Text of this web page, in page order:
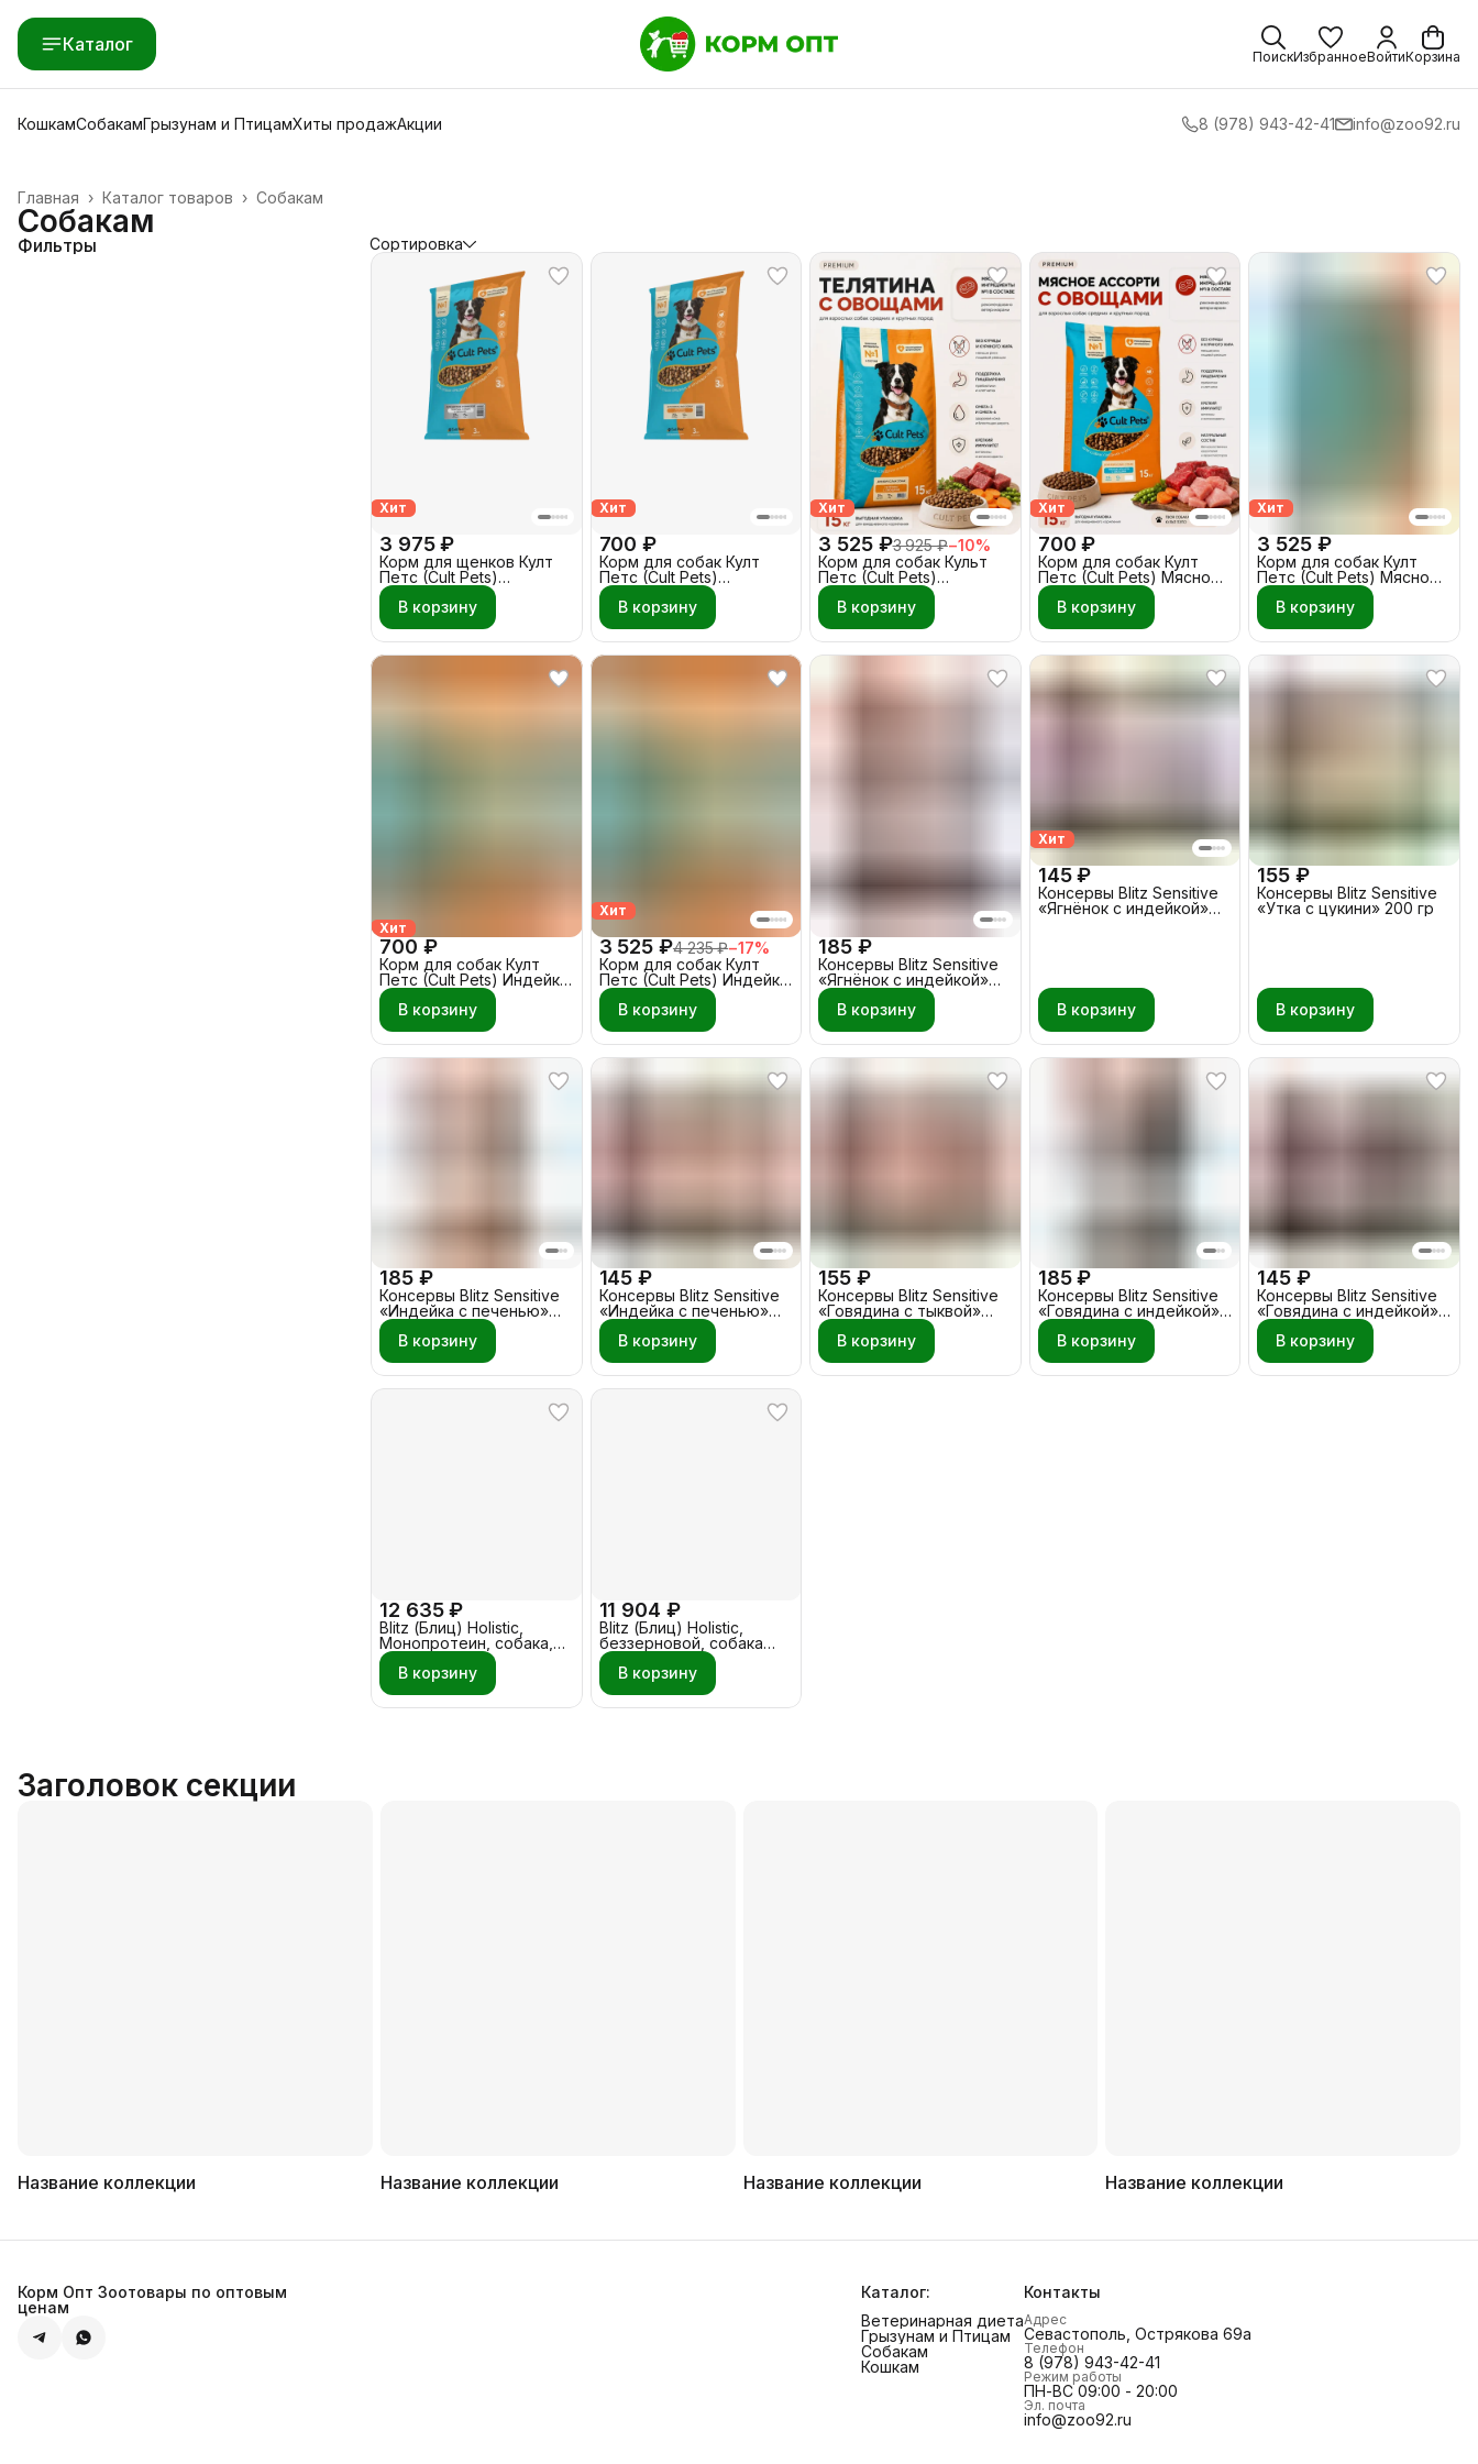
Каталог
ПоискИзбранноеВойтиКорзина
КошкамСобакамГрызунам и ПтицамХиты продажАкции 8 (978) 943-42-41 info@zoo92.ru
Собакам
Каталог товаров ›
Главная ›
Собакам
Фильтры Сортировка
Хит
3 975 ₽
Корм для щенков Култ
Петс (Cult Pets)
Телятина, Рис - Овощи
15 кгВ корзину
Хит
700 ₽
Корм для собак Култ
Петс (Cult Pets)
Телятина - Овощи 3 кг
В корзину
Хит
3 525 ₽3 925 ₽−10%
Корм для собак Культ
Петс (Cult Pets)
Телятина - Овощи 15 кг
В корзину
Хит
700 ₽
Корм для собак Култ
Петс (Cult Pets) Мясное
ассорти - Овощи 3 кг
В корзину
Хит
3 525 ₽
Корм для собак Култ
Петс (Cult Pets) Мясное
ассорти - Овощи 15 кг
В корзину
Хит
700 ₽
Корм для собак Култ
Петс (Cult Pets) Индейка
- Овощи 3 кг
В корзину
Хит
3 525 ₽4 235 ₽−17%
Корм для собак Култ
Петс (Cult Pets) Индейка
- Овощи 15 кг
В корзину
185 ₽
Консервы Blitz Sensitive
«Ягнёнок с индейкой»
400 гр
В корзину
Хит
145 ₽
Консервы Blitz Sensitive
«Ягнёнок с индейкой»
В корзину
155 ₽
Консервы Blitz Sensitive
«Утка с цукини» 200 гр
В корзину
185 ₽
Консервы Blitz Sensitive
«Индейка с печенью»
400 гр
В корзину
145 ₽
Консервы Blitz Sensitive
«Индейка с печенью»
200 гр Собака
В корзину
155 ₽
Консервы Blitz Sensitive
«Говядина с тыквой»
200 гр Собака
В корзину
185 ₽
Консервы Blitz Sensitive
«Говядина с индейкой»
400 гр Собака
В корзину
145 ₽
Консервы Blitz Sensitive
«Говядина с индейкой»
200 гр
В корзину
12 635 ₽
Blitz (Блиц) Holistic,
Монопротеин, собака,
свежая Форель 12 кг
В корзину
11 904 ₽
Blitz (Блиц) Holistic,
беззерновой, собака
Ягненок - Утка 12 кг
В корзину
Заголовок секции
Название коллекции Название коллекции Название коллекции Название коллекции
Корм Опт Зоотовары по оптовым
ценам
Каталог:
Ветеринарная диета
Грызунам и Птицам
Собакам
Кошкам
Контакты
Адрес
Севастополь, Острякова 69а
Телефон
8 (978) 943-42-41
Режим работы
ПН-ВС 09:00 - 20:00
Эл. почта
info@zoo92.ru